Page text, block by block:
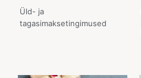
Üld- ja
tagasimaksetingimused